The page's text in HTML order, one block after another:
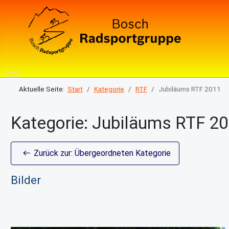
Aktuelle Seite: Start Kategorie RTF Jubiläums RTF 2011
Kategorie: Jubiläums RTF
Zurück zur: Übergeordneten Kategorie
Bilder